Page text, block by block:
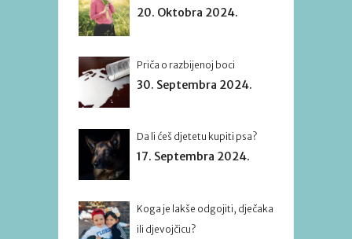
20. Oktobra 2024.
Priča o razbijenoj boci
30. Septembra 2024.
Da li ćeš djetetu kupiti psa?
17. Septembra 2024.
Koga je lakše odgojiti, dječaka
ili djevojčicu?